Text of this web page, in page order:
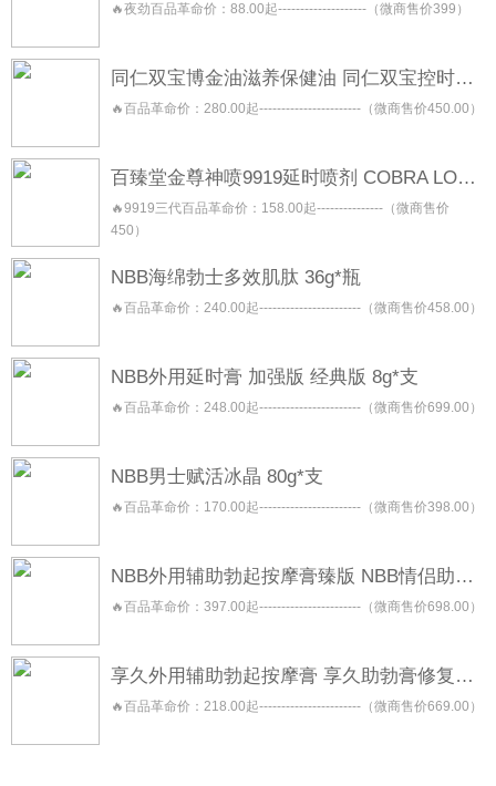
🔥夜劲百品革命价：88.00起--------------------（微商售价399）
同仁双宝博金油滋养保健油 同仁双宝控时保健喷剂 同仁双宝修复按摩保健膏 同仁双宝焕能保健凝露
🔥百品革命价：280.00起-----------------------（微商售价450.00）
百臻堂金尊神喷9919延时喷剂 COBRA LONGLAST 三代二代青春版
🔥9919三代百品革命价：158.00起---------------（微商售价
450）
NBB海绵勃士多效肌肽 36g*瓶
🔥百品革命价：240.00起-----------------------（微商售价458.00）
NBB外用延时膏 加强版 经典版 8g*支
🔥百品革命价：248.00起-----------------------（微商售价699.00）
NBB男士赋活冰晶 80g*支
🔥百品革命价：170.00起-----------------------（微商售价398.00）
NBB外用辅助勃起按摩膏臻版 NBB情侣助勃按摩膏 NBB助勃膏
🔥百品革命价：397.00起-----------------------（微商售价698.00）
享久外用辅助勃起按摩膏 享久助勃膏修复型 享久助勃膏养护型
🔥百品革命价：218.00起-----------------------（微商售价669.00）